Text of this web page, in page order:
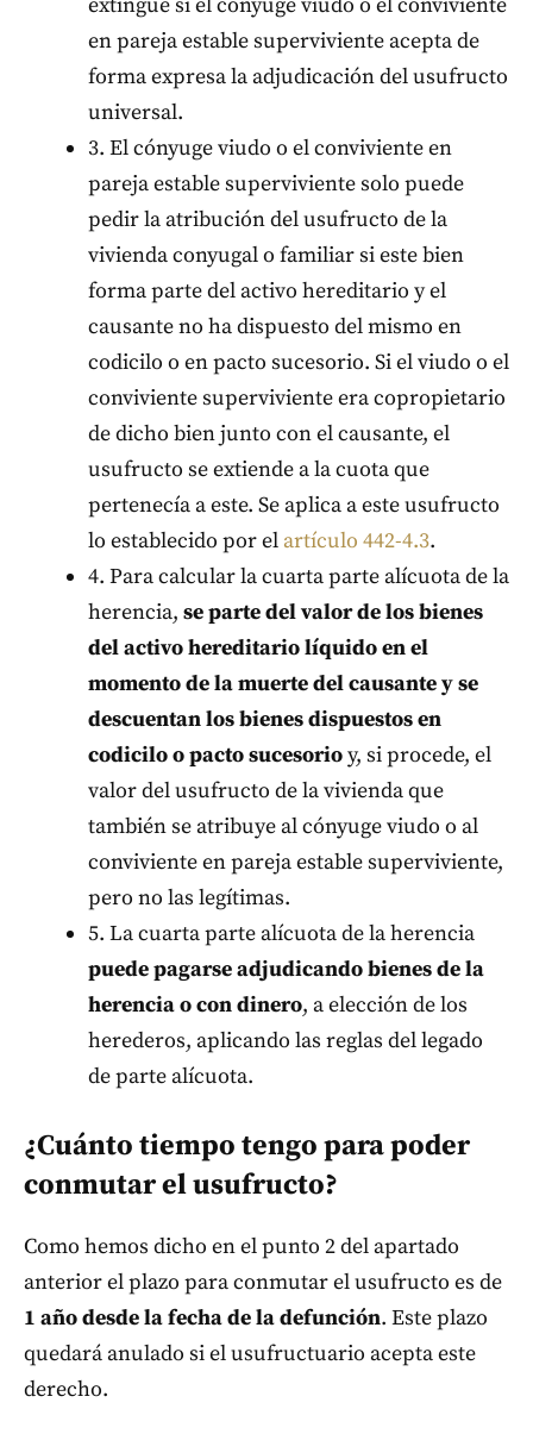
en pareja estable superviviente acepta de
forma expresa la adjudicación del usufructo
universal.
3. El cónyuge viudo o el conviviente en
pareja estable superviviente solo puede
pedir la atribución del usufructo de la
vivienda conyugal o familiar si este bien
forma parte del activo hereditario y el
causante no ha dispuesto del mismo en
codicilo o en pacto sucesorio. Si el viudo o el
conviviente superviviente era copropietario
de dicho bien junto con el causante, el
usufructo se extiende a la cuota que
pertenecía a este. Se aplica a este usufructo
lo establecido por el artículo 442-4.3.
4. Para calcular la cuarta parte alícuota de la
herencia, se parte del valor de los bienes
del activo hereditario líquido en el
momento de la muerte del causante y se
descuentan los bienes dispuestos en
codicilo o pacto sucesorioy, si procede, el
valor del usufructo de la vivienda que
también se atribuye al cónyuge viudo o al
conviviente en pareja estable superviviente,
pero no las legítimas.
5. La cuarta parte alícuota de la herencia
puede pagarse adjudicando bienes de la
herencia o con dinero, a elección de los
herederos, aplicando las reglas del legado
de parte alícuota.
¿Cuánto tiempo tengo para poder
conmutar el usufructo?
Como hemos dicho en el punto 2 del apartado
anterior el plazo para conmutar el usufructo es de
1 año desde la fecha de la defunción. Este plazo
quedará anulado si el usufructuario acepta este
derecho.